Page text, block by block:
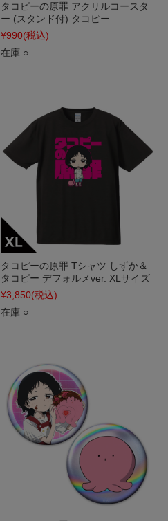
タコピーの原罪 アクリルコースタ
ー (スタンド付) タコピー
¥990(税込)
在庫 ○
タコピーの原罪 Tシャツ しずか＆
タコピー デフォルメver. XLサイズ
¥3,850(税込)
在庫 ○